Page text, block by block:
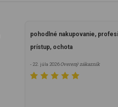
pohodlné nakupovanie,
prístup, ochota
- 22. júla 2026Overený zákazník